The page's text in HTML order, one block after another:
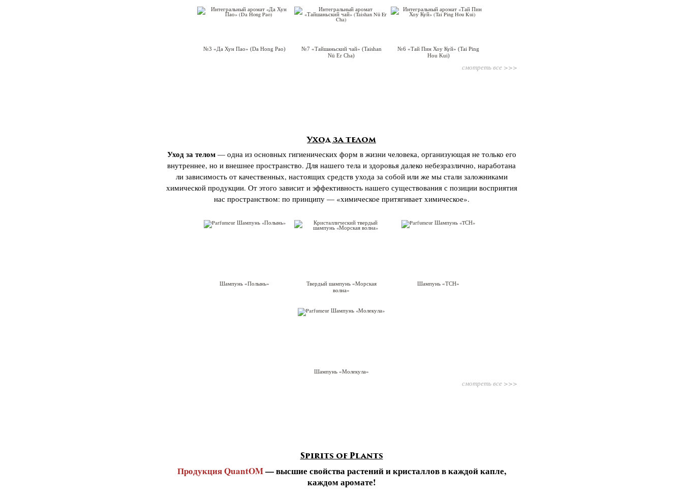
№3 «Да Хун Пао» (Da Hong Pao)
№7 «Тайшаньский чай» (Taishan
Nü Er Cha)
№6 «Тай Пин Хоу Куй» (Tai Ping
Hou Kui)
смотреть все >>>
Уход за телом
Уход за телом— одна из основных гигиенических форм в жизни человека, организующая не только его
внутреннее, но и внешнее пространство. Для нашего тела и здоровья далеко небезразлично, наработана
ли зависимость от качественных, настоящих средств ухода за собой или же мы стали заложниками
химической продукции. От этого зависит и эффективность нашего существования с позиции восприятия
нас пространством: по принципу — «химическое притягивает химическое».
Шампунь «Полынь»
Твердый шампунь «Морская
волна»
Шампунь «ТСН»
Шампунь «Молекула»
смотреть все >>>
Spirits of Plants
Продукция QuantOM— высшие свойства растений и кристаллов в каждой капле,
каждом аромате!